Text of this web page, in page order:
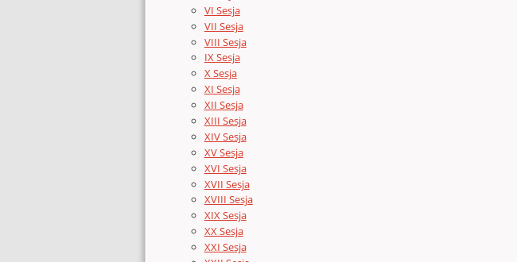
VI Sesja
VII Sesja
VIII Sesja
IX Sesja
X Sesja
XI Sesja
XII Sesja
XIII Sesja
XIV Sesja
XV Sesja
XVI Sesja
XVII Sesja
XVIII Sesja
XIX Sesja
XX Sesja
XXI Sesja